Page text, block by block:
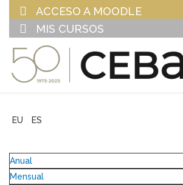
ACCESO A MOODLE
MIS CURSOS
EU ES
Anual
Mensual